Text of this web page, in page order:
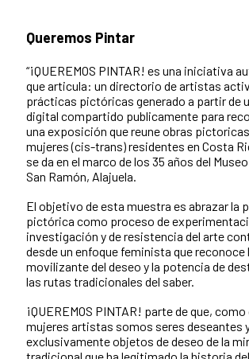
Queremos Pintar
“¡QUEREMOS PINTAR! es una iniciativa
que articula: un directorio de artistas
prácticas pictóricas generado a partir de
digital compartido publicamente para
una exposición que reune obras
mujeres (cis-trans) residentes en Costa
se da en el marco de los 35 años del
San Ramón, Alajuela.
El objetivo de esta muestra es abrazar la
pictórica como proceso de
investigación y de resistencia del arte
desde un enfoque feminista que reconoce
movilizante del deseo y la potencia de
las rutas tradicionales del saber.
¡QUEREMOS PINTAR! parte de que,
mujeres artistas somos seres deseantes
exclusivamente objetos de deseo de la